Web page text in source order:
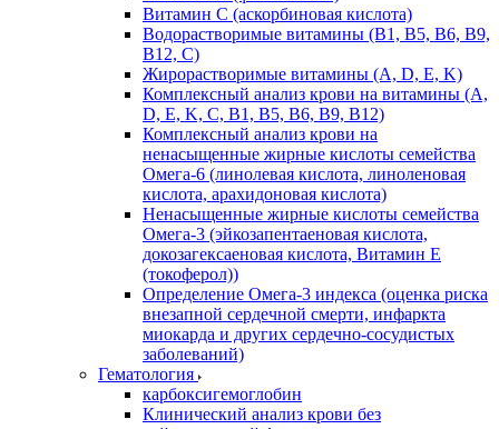
Витамин С (аскорбиновая кислота)
Водорастворимые витамины (B1, B5, B6, В9,
В12, С)
Жирорастворимые витамины (A, D, E, K)
Комплексный анализ крови на витамины (A,
D, E, K, C, B1, B5, B6, В9, B12)
Комплексный анализ крови на
ненасыщенные жирные кислоты семейства
Омега-6 (линолевая кислота, линоленовая
кислота, арахидоновая кислота)
Ненасыщенные жирные кислоты семейства
Омега-3 (эйкозапентаеновая кислота,
докозагексаеновая кислота, Витамин E
(токоферол))
Определение Омега-3 индекса (оценка риска
внезапной сердечной смерти, инфаркта
миокарда и других сердечно-сосудистых
заболеваний)
Гематология
карбоксигемоглобин
Клинический анализ крови без